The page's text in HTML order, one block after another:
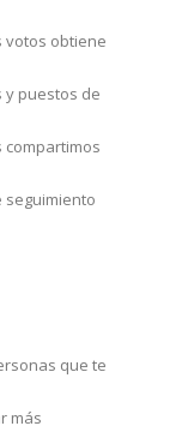
votos obtiene
y puestos de
seguimiento
que te
más